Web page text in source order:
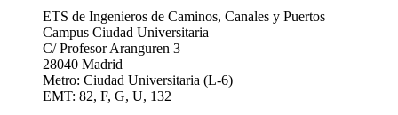
ETS de Ingenieros de Caminos, Canales y Puertos
Campus Ciudad Universitaria
C/ Profesor Aranguren 3
28040 Madrid
Metro: Ciudad Universitaria (L-6)
EMT: 82, F, G, U, 132